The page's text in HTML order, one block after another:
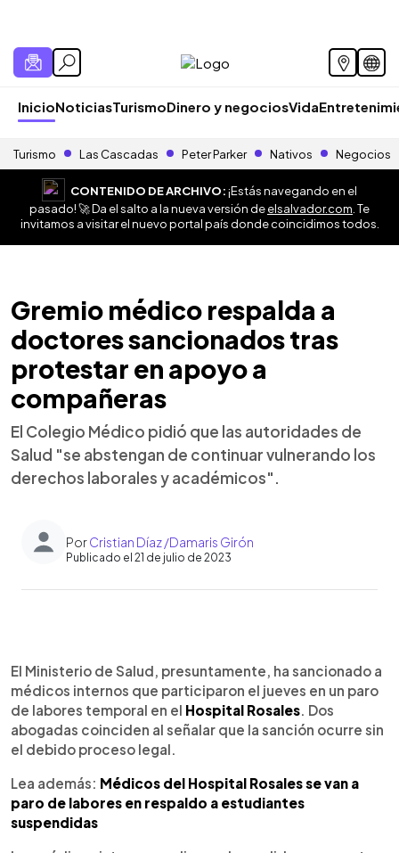
InicioNoticiasTurismoDinero y negociosVida
Turismo Las Cascadas Peter Parker Nativos Negocios
CONTENIDO DE ARCHIVO:¡Estás navegando en el
pasado! 🚀 Da el salto a la nueva versión deelsalvador.com . Te
invitamos a visitar el nuevo portal país donde coincidimos todos.
Gremio médico respalda a
doctores sancionados tras
protestar en apoyo a
compañeras
El Colegio Médico pidió que las autoridades de
Salud "se abstengan de continuar vulnerando los
derechos laborales y académicos".
PorCristian Díaz /Damaris Girón
Publicado el 21 de julio de 2023
► Escuchar artículo
El Ministerio de Salud, presuntamente, ha sancionado a
médicos internos que participaron el jueves en un paro
de labores temporal en el Hospital Rosales. Dos
abogadas coinciden al señalar que la sanción ocurre sin
el debido proceso legal.
Lea además: Médicos del Hospital Rosales se van a
paro de labores en respaldo a estudiantes
suspendidas